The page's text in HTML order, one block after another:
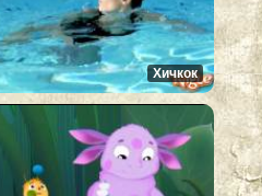
Хичкок